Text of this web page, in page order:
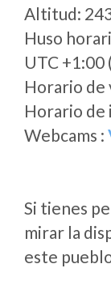
Altitud:
Huso
UTC
Horario de
Horario de
Webcams :
Si tienes
mirar la
este